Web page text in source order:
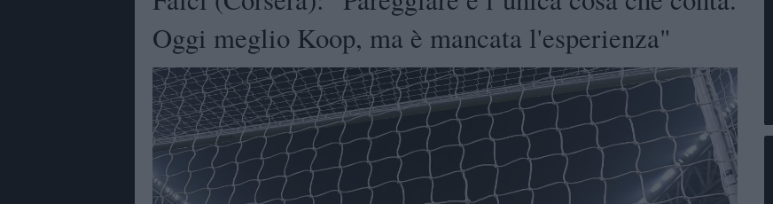
Oggi meglio Koop, ma è mancata l'esperienza"